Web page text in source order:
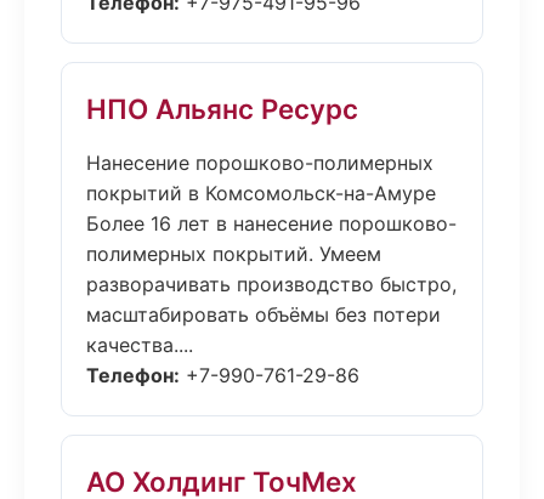
НПО Альянс Ресурс
Нанесение порошково-полимерных
покрытий в Комсомольск-на-Амуре
Более 16 лет в нанесение порошково-
полимерных покрытий. Умеем
разворачивать производство быстро,
масштабировать объёмы без потери
качества....
Телефон: +7-990-761-29-86
АО Холдинг ТочМех